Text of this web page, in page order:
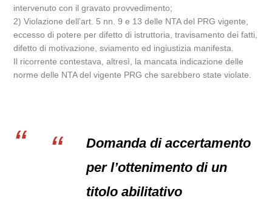
intervenuto con il gravato provvedimento;
2) Violazione dell’art. 5 nn. 9 e 13 delle NTA del PRG vigente,
eccesso di potere per difetto di istruttoria, travisamento dei fatti,
difetto di motivazione, sviamento ed ingiustizia manifesta.
Il ricorrente contestava, altresì, la mancata indicazione delle
norme delle NTA del vigente PRG che sarebbero state violate.
Domanda di accertamento
per l’ottenimento di un
titolo abilitativo